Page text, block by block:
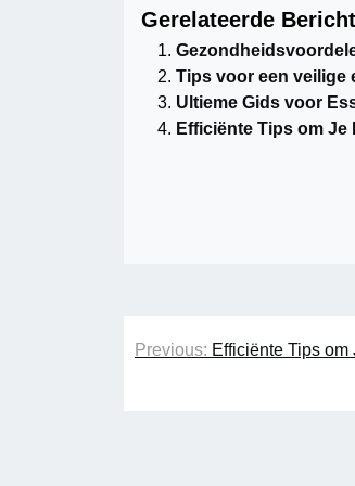
Gerelateerde
Tips voor een veilige
Ultieme Gids voor
Efficiënte Tips om
Bericht
Previous: Efficiënte Tips